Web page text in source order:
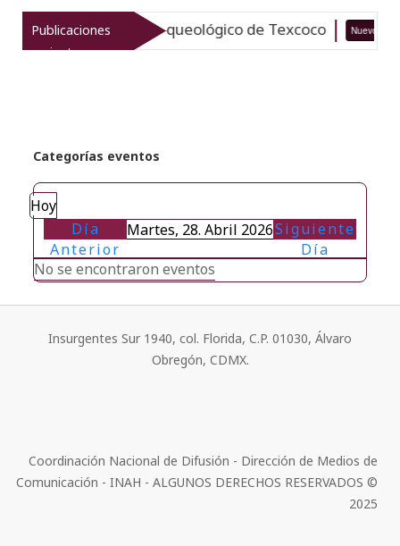
Publicaciones
recientes
el patrimonio arqueológico de Texcoco Nuevo
Categorías eventos
Hoy
Día
Anterior
Martes, 28. Abril 2026Siguiente
Día
No se encontraron eventos
Insurgentes Sur 1940, col. Florida, C.P. 01030, Álvaro
Obregón, CDMX.
Coordinación Nacional de Difusión - Dirección de Medios de
Comunicación - INAH - ALGUNOS DERECHOS RESERVADOS ©
2025